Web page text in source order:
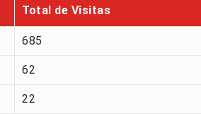
Total de Visitas
685
62
22